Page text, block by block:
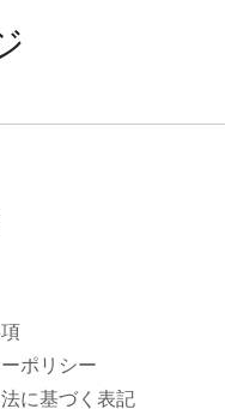
ポリシー
に基づく表記